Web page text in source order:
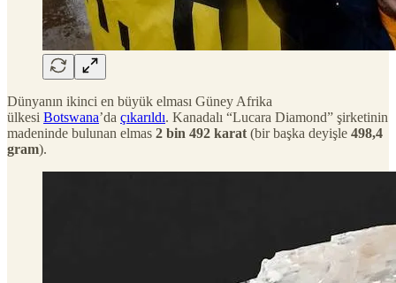
Dünyanın ikinci en büyük elması Güney Afrika
ülkesi Botswana’da çıkarıldı. Kanadalı “Lucara Diamond” şirketinin
madeninde bulunan elmas 2 bin 492 karat (bir başka deyişle 498,4
gram).